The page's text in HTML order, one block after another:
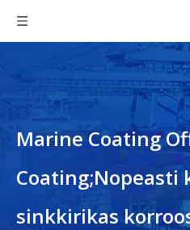
Marine Coating
Coating;Nopeasti
sinkkirikas